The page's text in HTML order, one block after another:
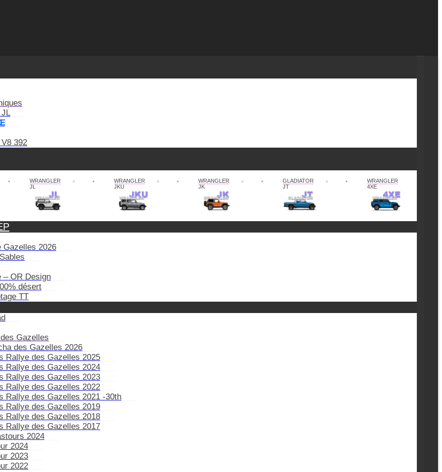
392
WRANGLER
JL
WRANGLER
JKU
WRANGLER
JK
GLADIATOR
JT
WRANGLER
4XE
Gazelles 2026
– OR Design
désert
TT
Gazelles
des Gazelles 2026
Rallye des Gazelles 2025
Rallye des Gazelles 2024
Rallye des Gazelles 2023
Rallye des Gazelles 2022
Rallye des Gazelles 2021 -30th
Rallye des Gazelles 2019
Rallye des Gazelles 2018
Rallye des Gazelles 2017
2024
2024
2023
2022